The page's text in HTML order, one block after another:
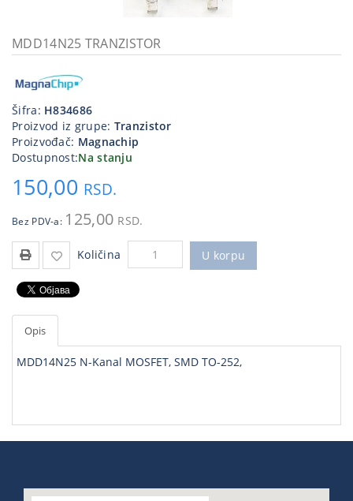
priključci
Kućna
tehnika
Poslovna
oprema,računari
Strujni
program
MDD14N25 TRANZISTOR
Šifra: H834686
Proizvod iz grupe: Tranzistor
Proizvođač: Magnachip
Dostupnost:Na stanju
150,00 RSD.
Bez PDV-a: 125,00 RSD.
Količina U korpu
Opis
MDD14N25 N-Kanal MOSFET, SMD TO-252,